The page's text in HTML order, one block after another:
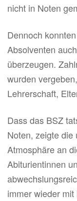
nicht in Noten
Dennoch
Absolventen
überzeugen.
wurden
Lehrerschaft,
Dass das BSZ
Noten, zeigte
Atmosphäre an
Abiturientinnen
immer wieder